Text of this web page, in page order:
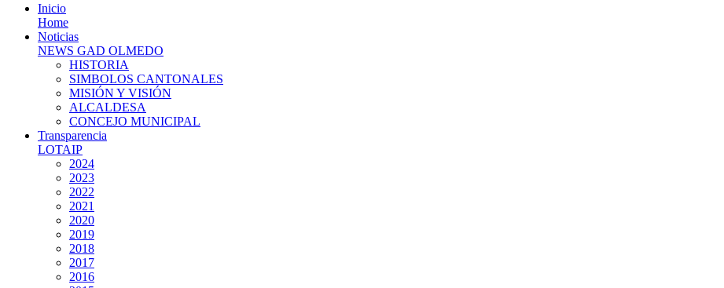
Inicio
Home
Noticias
NEWS GAD OLMEDO
HISTORIA
SIMBOLOS CANTONALES
MISIÓN Y VISIÓN
ALCALDESA
CONCEJO MUNICIPAL
Transparencia
LOTAIP
2024
2023
2022
2021
2020
2019
2018
2017
2016